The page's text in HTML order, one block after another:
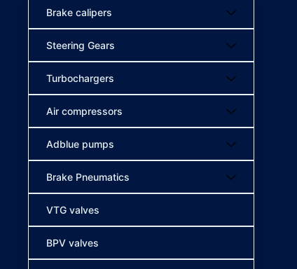
Brake calipers
Steering Gears
Turbochargers
Air compressors
Adblue pumps
Brake Pneumatics
VTG valves
BPV valves